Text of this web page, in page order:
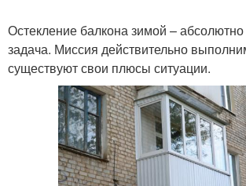
Остекление балкона зимой –
задача. Миссия действительно
существуют свои плюсы ситуации.